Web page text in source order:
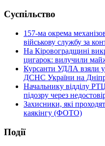
Суспільство
157-ма окрема
військову службу за
На Кіровоградщині
цигарок: вилучили
Курсанти УДЛА взяли
ДСНС України на
Начальнику відділу
підозру через
Захисники, які
каякінгу (ФОТО)
Події